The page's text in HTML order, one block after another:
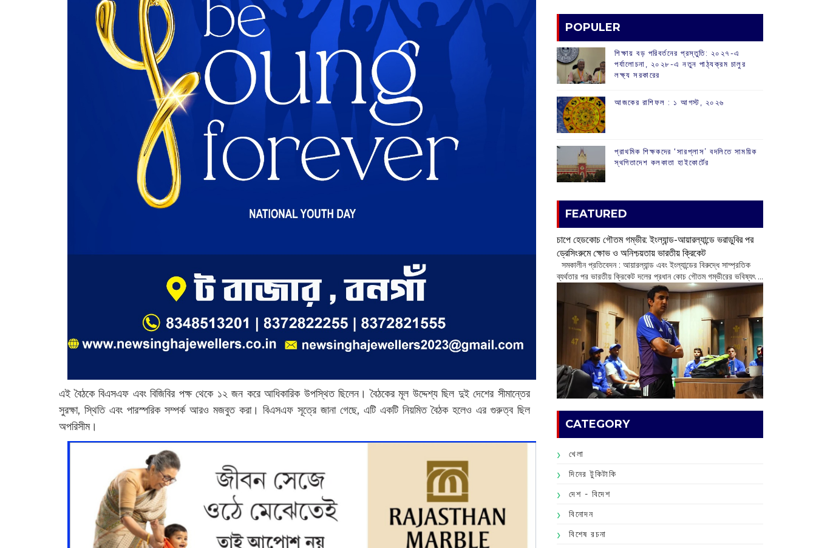
এই বৈঠকে বিএসএফ এবং বিজিবির পক্ষ থেকে ১২ জন করে আধিকারিক উপস্থিত ছিলেন। বৈঠকের মূল উদ্দেশ্য ছিল দুই দেশের সীমান্তের
সুরক্ষা, স্থিতি এবং পারস্পরিক সম্পর্ক আরও মজবুত করা। বিএসএফ সূত্রে জানা গেছে, এটি একটি নিয়মিত বৈঠক হলেও এর গুরুত্ব ছিল
অপরিসীম।
POPULER
শিক্ষায় বড় পরিবর্তনের প্রস্তুতি: ২০২৭-এ
পর্যালোচনা, ২০২৮-এ নতুন পাঠ্যক্রম চালুর
লক্ষ্য সরকারের
আজকের রাশিফল :‌ ‌‌১ আগস্ট, ২০২৬
প্রাথমিক শিক্ষকদের ‘সারপ্লাস’ বদলিতে সাময়িক
স্থগিতাদেশ কলকাতা হাইকোর্টের
FEATURED
চাপে হেডকোচ গৌতম গম্ভীর: ইংল্যান্ড-আয়ারল্যান্ডে ভরাডুবির পর
ড্রেসিংরুমে ক্ষোভ ও অনিশ্চয়তায় ভারতীয় ক্রিকেট
‌ সমকালীন প্রতিবেদন : আয়ারল্যান্ড এবং ইংল্যান্ডের বিরুদ্ধে সাম্প্রতিক
ব্যর্থতার পর ভারতীয় ক্রিকেট দলের প্রধান কোচ গৌতম গম্ভীরের ভবিষ্যৎ ...
CATEGORY
খেলা
দিনের টুকিটাকি
দেশ - বিদেশ
বিনোদন
বিশেষ রচনা